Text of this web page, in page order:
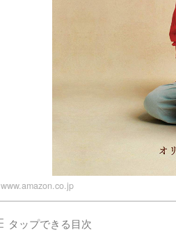
www.amazon.co.jp
タップできる目次